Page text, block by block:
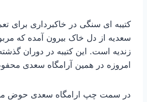
کتیبه ای سنگی در خاکبرداری برای
سعدیه از دل خاک بیرون آمده که
زندیه است. این کتیبه در دوران
امروزه در همین آرامگاه سعدی
در سمت چپ ارامگاه سعدی حوض